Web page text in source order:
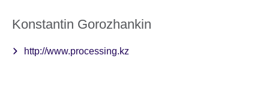
Konstantin Gorozhankin
http://www.processing.kz